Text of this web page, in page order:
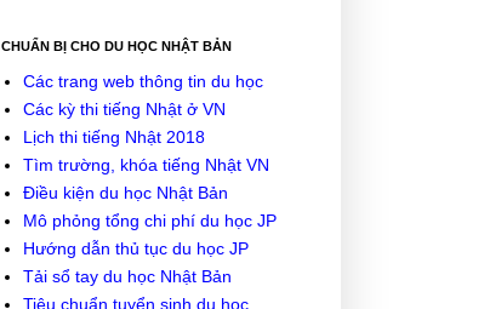
CHUẨN BỊ CHO DU HỌC NHẬT BẢN
Các trang web thông tin du học
Các kỳ thi tiếng Nhật ở VN
Lịch thi tiếng Nhật 2018
Tìm trường, khóa tiếng Nhật VN
Điều kiện du học Nhật Bản
Mô phỏng tổng chi phí du học JP
Hướng dẫn thủ tục du học JP
Tải sổ tay du học Nhật Bản
Tiêu chuẩn tuyển sinh du học